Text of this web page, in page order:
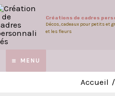
Aller
au
contenu
Créations de cadres
Décos, cadeaux pour petits et
et les fleurs
MAIN
MENU
Accueil